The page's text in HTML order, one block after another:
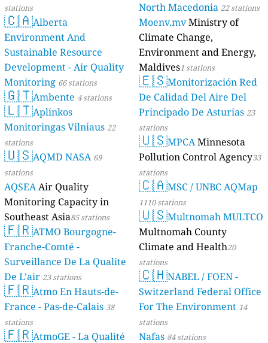
stations
🇨🇦Alberta
Environment And
Sustainable Resource
Development - Air Quality
Monitoring 66 stations
🇬🇹Ambente 4 stations
🇱🇹Aplinkos
Monitoringas Vilniaus 22
stations
🇺🇸AQMD NASA 69
stations
AQSEAAir Quality
Monitoring Capacity in
Southeast Asia85 stations
🇫🇷ATMO Bourgogne-
Franche-Comté -
Surveillance De La Qualite
De L’air 23 stations
🇫🇷Atmo En Hauts-de-
France - Pas-de-Calais 38
stations
🇫🇷AtmoGE - La Qualité
North Macedonia 22 stations
Moenv.mvMinistry of
Climate Change,
Environment and Energy,
Maldives1 stations
🇪🇸Monitorización Red
De Calidad Del Aire Del
Principado De Asturias 23
stations
🇺🇸MPCAMinnesota
Pollution Control Agency33
stations
🇨🇦MSC / UNBC AQMap
1110 stations
🇺🇸Multnomah MULTCO
Multnomah County
Climate and Health20
stations
🇨🇭NABEL / FOEN -
Switzerland Federal Office
For The Environment 14
stations
Nafas 84 stations